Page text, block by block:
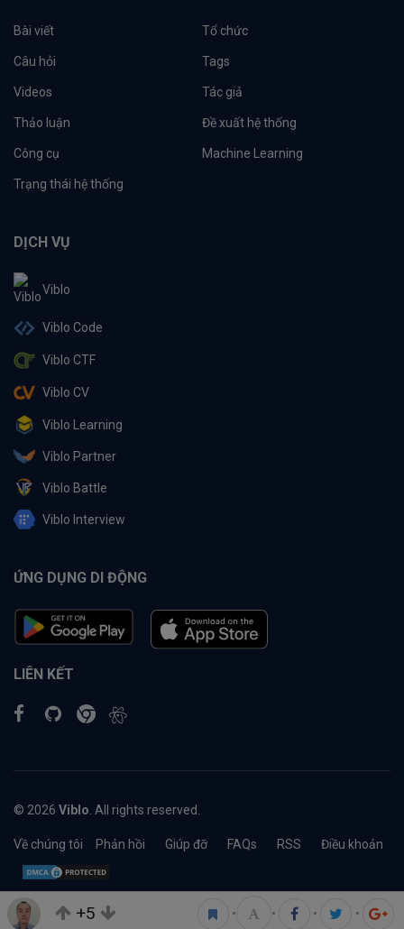
+5 • • • •
Bài viết Tổ chức
Câu hỏi Tags
Videos Tác giả
Thảo luận Đề xuất hệ thống
Công cụ Machine Learning
Trạng thái hệ thống
DỊCH VỤ
Viblo
Viblo Code
Viblo CTF
Viblo CV
Viblo Learning
Viblo Partner
Viblo Battle
Viblo Interview
ỨNG DỤNG DI ĐỘNG
LIÊN KẾT
© 2026 Viblo . All rights reserved.
Về chúng tôi Phản hồi Giúp đỡ FAQs RSS Điều khoản